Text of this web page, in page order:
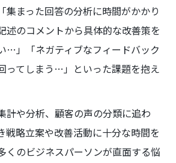
集まった回答の分析に時間がかかり
のコメントから具体的な改善策を
…」「ネガティブなフィードバック
ってしまう…」といった課題を抱え
計や分析、顧客の声の分類に追わ
戦略立案や改善活動に十分な時間を
くのビジネスパーソンが直面する悩